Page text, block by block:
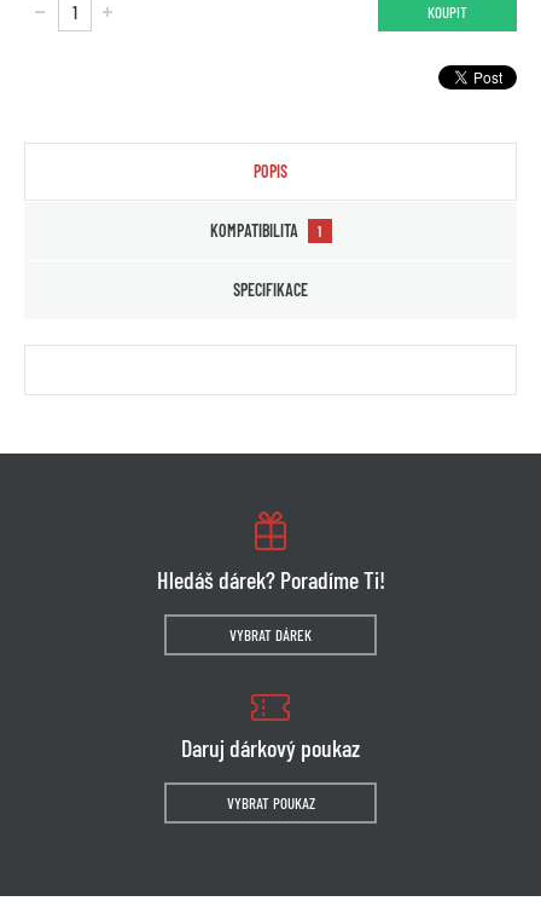
KOUPIT
POPIS
KOMPATIBILITA 1
SPECIFIKACE
Hledáš dárek? Poradíme Ti!
VYBRAT DÁREK
Daruj dárkový poukaz
VYBRAT POUKAZ